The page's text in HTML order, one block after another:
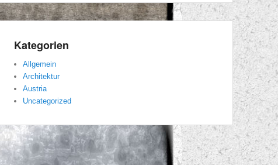
Kategorien
Allgemein
Architektur
Austria
Uncategorized